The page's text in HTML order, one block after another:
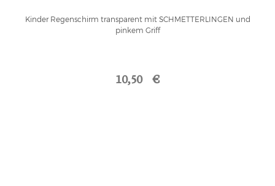
Kinder Regenschirm transparent mit SCHMETTERLINGEN und
pinkem Griff
10,50 €